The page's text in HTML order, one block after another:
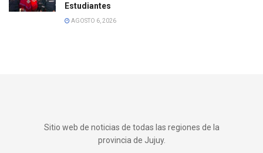
Estudiantes
AGOSTO 6, 2026
Sitio web de noticias de todas las regiones de la
provincia de Jujuy.